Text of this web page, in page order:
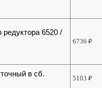
редуктора 6520 /
6736₽
в сб.
5103₽